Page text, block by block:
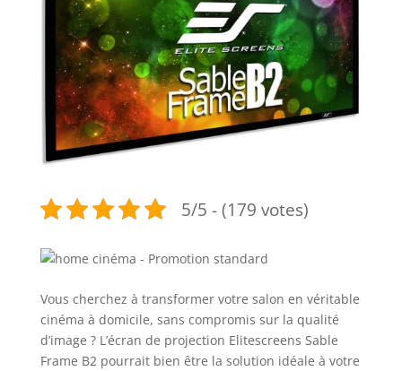
5/5 - (179 votes)
Vous cherchez à transformer votre salon en véritable
cinéma à domicile, sans compromis sur la qualité
d’image ? L’écran de projection Elitescreens Sable
Frame B2 pourrait bien être la solution idéale à votre